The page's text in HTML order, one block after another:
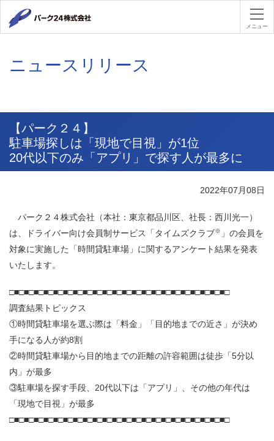
パーク２
メニュー
ニュースリリース
【パーク２４】
駐車場探しは「現地で目視」が1位
20代以下のみ「アプリ」で探す人が最多に
2022年07月08日
パーク２４株式会社（本社：東京都品川区、社長：西川光一）
は、ドライバー向け会員制サービス「タイムズクラブ※ 」の会員を
対象に実施した「時間貸駐車場」に関するアンケート結果を発表
いたします。
□■□■□■□■□■□■□■□■□■□■□■□■□■□■□■□■□■□■□■□■□■□■□
調査結果トピックス
①時間貸駐車場を選ぶ際は「料金」「目的地までの近さ」が決め
手になる人が約8割
②時間貸駐車場から目的地までの距離の許容範囲は徒歩「5分以
内」が最多
③駐車場を探す手段、20代以下は「アプリ」、その他の年代は
「現地で目視」が最多
□■□■□■□■□■□■□■□■□■□■□■□■□■□■□■□■□■□■□■□■□■□■□